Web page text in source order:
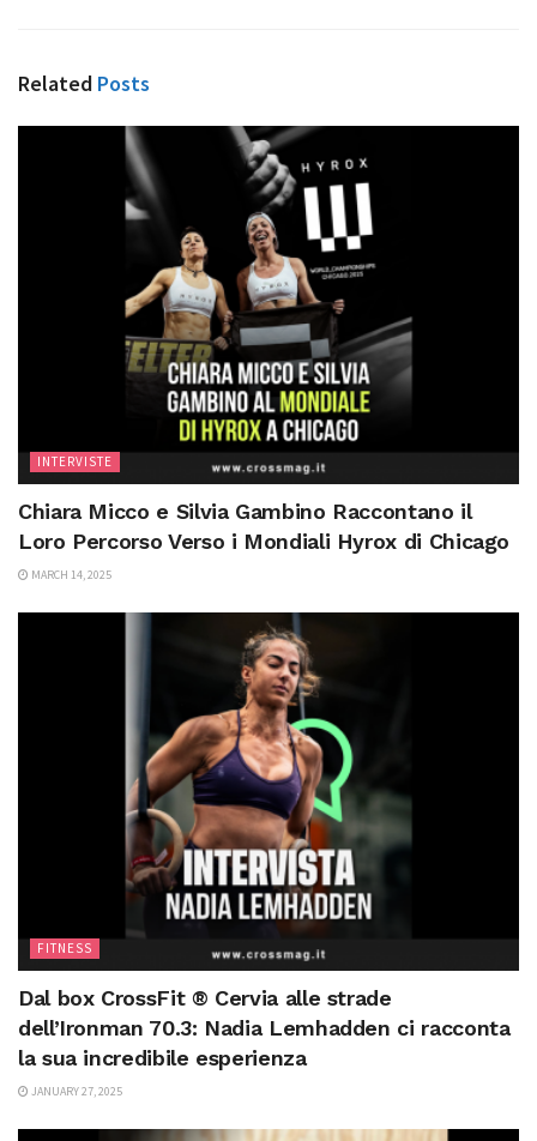
Related Posts
INTERVISTE
Chiara Micco e Silvia Gambino Raccontano il
Loro Percorso Verso i Mondiali Hyrox di Chicago
MARCH 14, 2025
FITNESS
Dal box CrossFit ® Cervia alle strade
dell’Ironman 70.3: Nadia Lemhadden ci racconta
la sua incredibile esperienza
JANUARY 27, 2025